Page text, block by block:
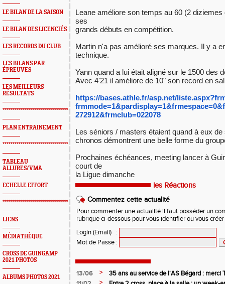
LE BILAN DE LA SAISON
LE BILAN DES LICENCIÉS
LES RECORDS DU CLUB
LES BILANS PAR
ÉPREUVES
LES MEILLEURS
RÉSULTATS
*************************************************
PLAN ENTRAINEMENT
*************************************************
TABLEAU
ALLURES/VMA
ECHELLE EFFORT
*************************************************
LIENS
MÉDIATHÈQUE
CROSS DE GUINGAMP
2021 PHOTOS
ALBUMS PHOTOS 2021
Leane améliore son temps au 60 (2
ses
grands débuts en compétition.
Martin n'a pas amélioré ses marques. Il y a
technique.
Yann quand a lui était aligné sur le 1500 des
Avec 4'21 il améliore de 10" son record en
https://bases.athle.fr/asp.net/
frmmode=1&pardisplay=1&
272912&frmclub=022078
Les séniors / masters étaient quand à eux
chronos démontrent une belle forme du
Prochaines échéances, meeting lancer à
court de
la Ligue dimanche
les Réactions
Commentez cette actualité
Pour commenter une actualité il faut posséder un
rubrique ci-dessous pour vous identifier ou vous
Login (Email)
:
Mot de Passe :
13/06 >
35 ans au service de l'AS Bégard : merci